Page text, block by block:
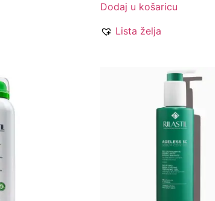
Dodaj u košaricu
Lista želja